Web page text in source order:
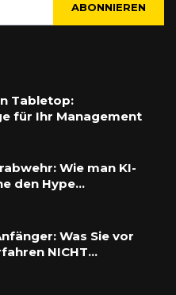
ABONNIEREN
Tabletop:
für Ihr Management
Wie man KI-
den Hype…
Was Sie vor
NICHT…